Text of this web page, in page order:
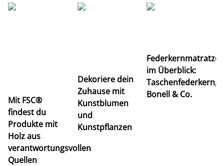
Mit FSC®
findest du
Produkte mit
Holz aus
verantwortungsvollen
Quellen
Dekoriere dein
Zuhause mit
Kunstblumen
und
Kunstpflanzen
im Überblick:
Taschenfederkern,
Bonell & Co.